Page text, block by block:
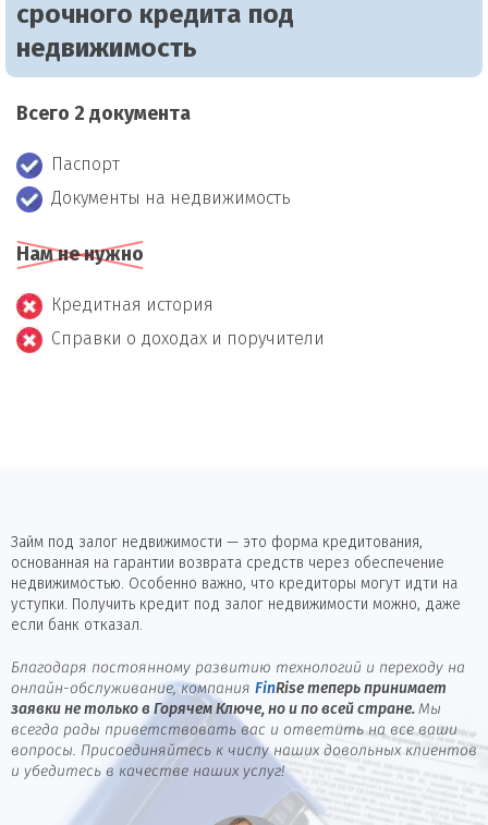
срочного кредита под
недвижимость
Всего 2 документа
Паспорт
Документы на недвижимость
Нам не нужно
Кредитная история
Справки о доходах и поручители
Займ под залог недвижимости — это форма кредитования,
основанная на гарантии возврата средств через обеспечение
недвижимостью. Особенно важно, что кредиторы могут идти на
уступки. Получить кредит под залог недвижимости можно, даже
если банк отказал.
Благодаря постоянному развитию технологий и переходу на
онлайн-обслуживание, компания FinRise теперь принимает
заявки не только в Горячем Ключе, но и по всей стране. Мы
всегда рады приветствовать вас и ответить на все ваши
вопросы. Присоединяйтесь к числу наших довольных клиентов
и убедитесь в качестве наших услуг!